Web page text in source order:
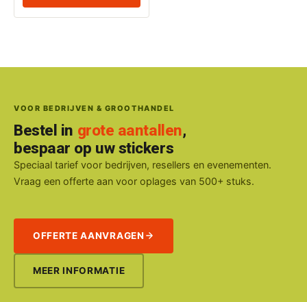
VOOR BEDRIJVEN & GROOTHANDEL
Bestel in grote aantallen,
bespaar op uw stickers
Speciaal tarief voor bedrijven, resellers en evenementen.
Vraag een offerte aan voor oplages van 500+ stuks.
OFFERTE AANVRAGEN
MEER INFORMATIE